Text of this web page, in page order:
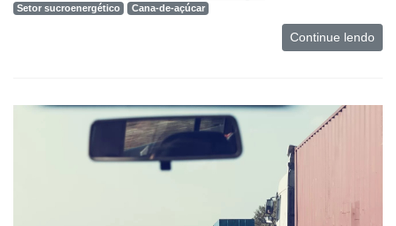
Setor sucroenergético
Cana-de-açúcar
Continue lendo